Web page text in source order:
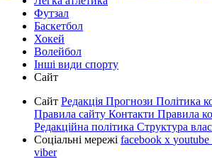
Футзал
Баскетбол
Хокей
Волейбол
Інші види спорту
Сайт
Сайт Редакція Прогнози Політика
Правила сайту Контакти Правила
Редакційна політика Структура
Соціальні мережі facebook x youtube
viber